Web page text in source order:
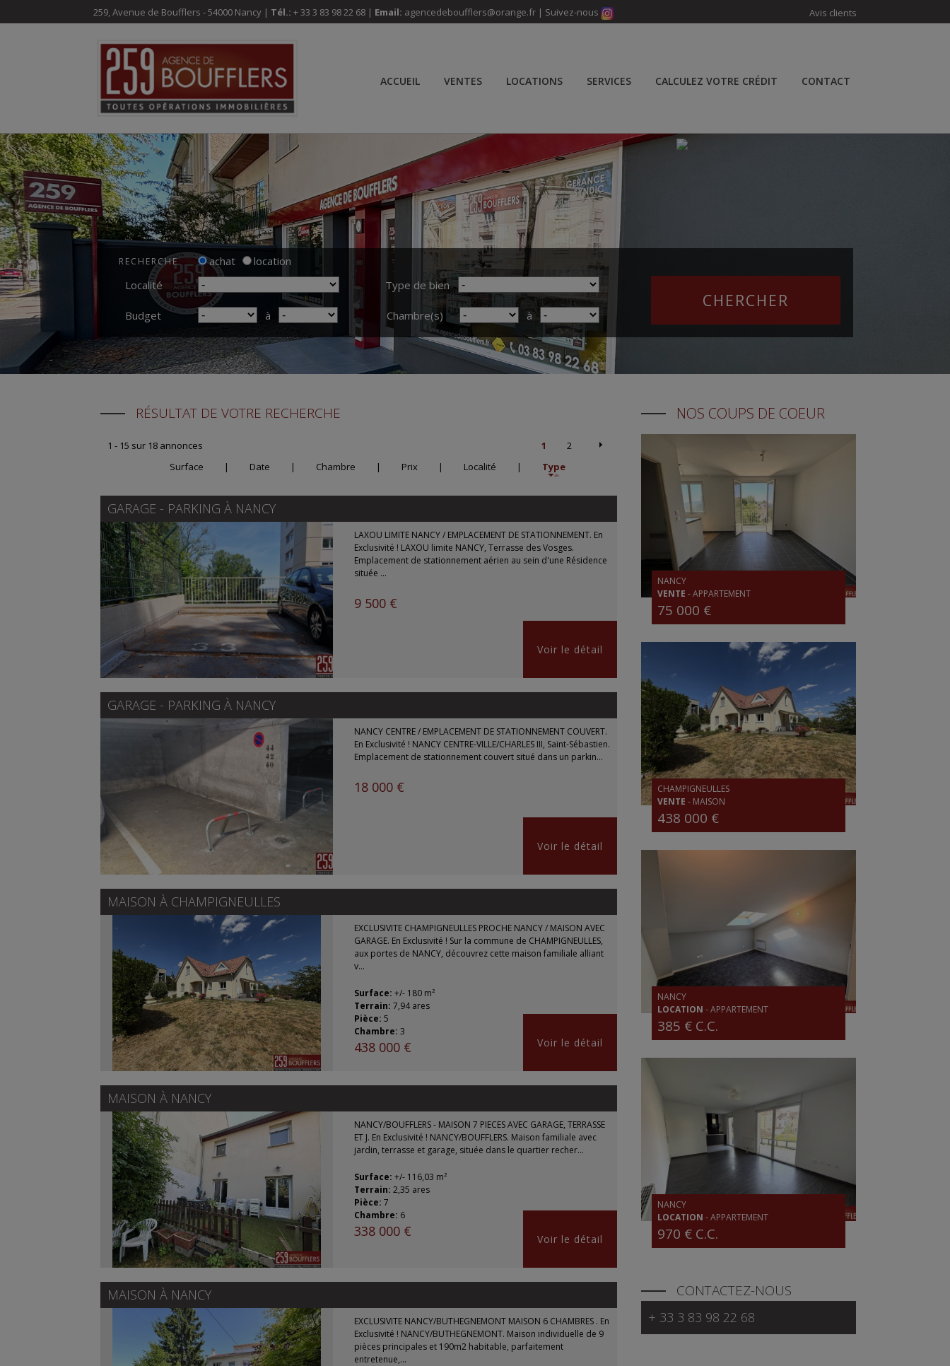
259, Avenue de Boufflers - 54000 Nancy | Tél.: + 33 3 83 98 22 68 | Email: agencedeboufflers@orange.fr | Suivez-nous Avis clients
ACCUEIL VENTES LOCATIONS SERVICES CALCULEZ VOTRE CRÉDIT CONTACT
RECHERCHE achat
location
Localité
Type de bien
Budget à Chambre(s) à
RÉSULTAT DE VOTRE RECHERCHE
1 - 15 sur 18 annonces 1
2
Surface
| Date | Chambre | Prix | Localité | Type
GARAGE - PARKING À NANCY
LAXOU LIMITE NANCY / EMPLACEMENT DE STATIONNEMENT. En
Exclusivité ! LAXOU limite NANCY, Terrasse des Vosges.
Emplacement de stationnement aérien au sein d'une Résidence
située ...
9 500 €
Voir le détail
GARAGE - PARKING À NANCY
NANCY CENTRE / EMPLACEMENT DE STATIONNEMENT COUVERT.
En Exclusivité ! NANCY CENTRE-VILLE/CHARLES III, Saint-Sébastien.
Emplacement de stationnement couvert situé dans un parkin...
18 000 €
Voir le détail
MAISON À CHAMPIGNEULLES
EXCLUSIVITE CHAMPIGNEULLES PROCHE NANCY / MAISON AVEC
GARAGE. En Exclusivité ! Sur la commune de CHAMPIGNEULLES,
aux portes de NANCY, découvrez cette maison familiale alliant
v...
Surface: +/- 180 m²
Terrain: 7,94 ares
Pièce: 5
Chambre: 3
438 000 € Voir le détail
MAISON À NANCY
NANCY/BOUFFLERS - MAISON 7 PIECES AVEC GARAGE, TERRASSE
ET J. En Exclusivité ! NANCY/BOUFFLERS. Maison familiale avec
jardin, terrasse et garage, située dans le quartier recher...
Surface: +/- 116,03 m²
Terrain: 2,35 ares
Pièce: 7
Chambre: 6
338 000 € Voir le détail
MAISON À NANCY
EXCLUSIVITE NANCY/BUTHEGNEMONT MAISON 6 CHAMBRES . En
Exclusivité ! NANCY/BUTHEGNEMONT. Maison individuelle de 9
pièces principales et 190m2 habitable, parfaitement
entretenue,...
NOS COUPS DE COEUR
NANCY
VENTE -APPARTEMENT
75 000 €
CHAMPIGNEULLES
VENTE - MAISON
438 000 €
NANCY
LOCATION -APPARTEMENT
385 € C.C.
NANCY
LOCATION -APPARTEMENT
970 € C.C.
CONTACTEZ-NOUS
+ 33 3 83 98 22 68